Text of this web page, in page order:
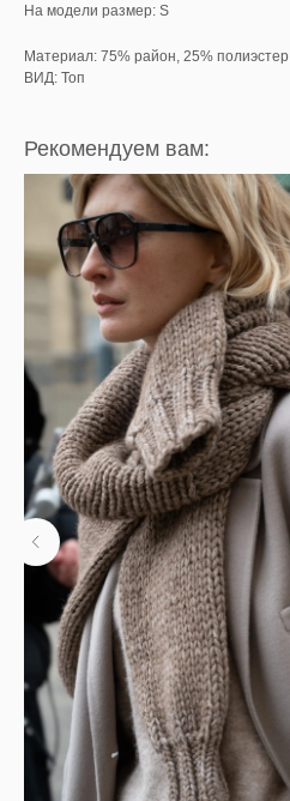
На модели размер: S
Материал: 75% район, 25% полиэстер
ВИД: Топ
Рекомендуем вам: